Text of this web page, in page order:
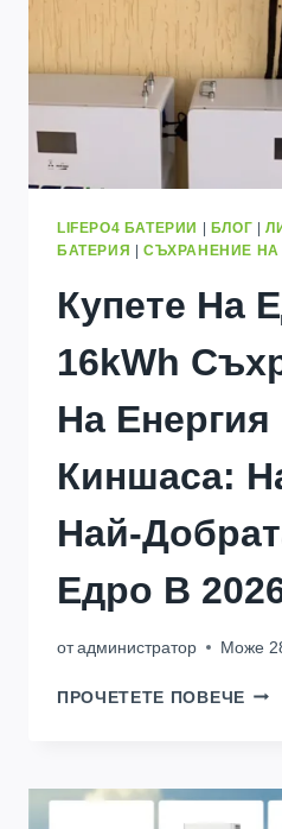
КОЙ
ДА
LIFEPO4 БАТЕРИИ БЛОГ
БАТЕРИЯ
СЪХРАНЕНИЕ НА
Купете На
16kWh
На Енергия
Киншаса:
Най-
Едро В
от администратор Може
ПРОЧЕТЕТЕ ПОВЕЧЕ